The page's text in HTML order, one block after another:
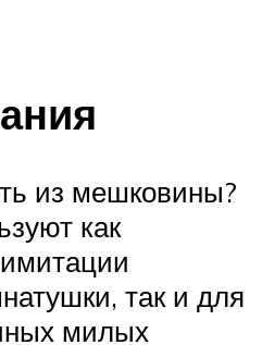
из мешковины?
как
так и для
милых